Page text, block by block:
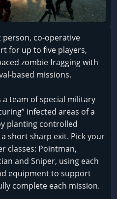
person, co-operative
for up to five players,
zombie fragging with
based missions.
a team of special military
infected areas of a
planting controlled
short sharp exit. Pick your
classes: Pointman,
and Sniper, using each
equipment to support
complete each mission.